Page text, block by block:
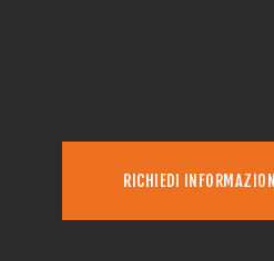
RICHIEDI INFORMAZIONI